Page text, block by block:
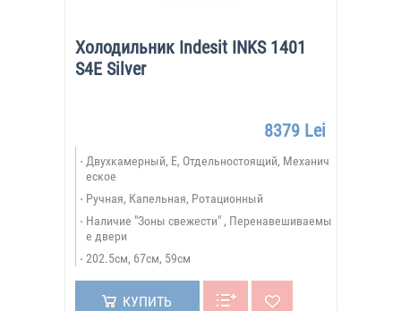
Холодильник Indesit INKS 1401
S4E Silver
8379 Lei
Двухкамерный, E, Отдельностоящий, Механич
еское
Ручная, Капельная, Ротационный
Наличие "Зоны свежести" , Перенавешиваемы
е двери
202.5см, 67см, 59см
КУПИТЬ